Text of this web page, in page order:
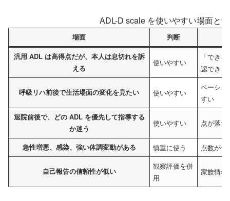
ADL-D scale を使いやすい場面と
場面 判断
汎用 ADL は高得点だが、本人は息切れを訴
える
使いやすい
「でき
認できる
呼吸リハ前後で生活場面の変化を見たい 使いやすい
ペーシン
すい
退院前後で、どの ADL を優先して指導する
か迷う
使いやすい 点が落ち
急性増悪、感染、強い体調変動がある 慎重に使う 点数が
自己報告の信頼性が低い
観察評価を併
用
家族情報